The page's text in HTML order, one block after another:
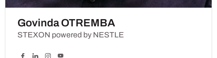
Govinda OTREMBA
STEXON powered by NESTLE